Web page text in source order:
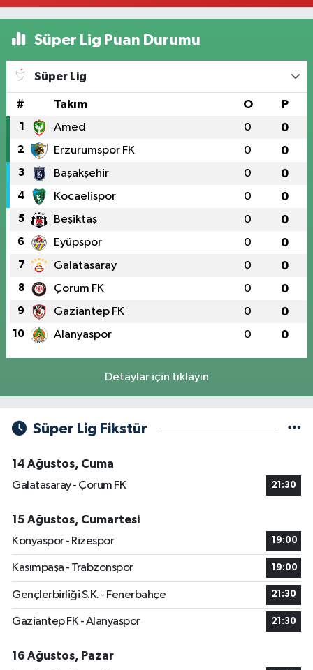
Süper Lig Puan Durumu
Süper Lig
# Takım O P
1 Amed 0 0
2 Erzurumspor FK 0 0
3 Başakşehir 0 0
4 Kocaelispor 0 0
5 Beşiktaş 0 0
6 Eyüpspor 0 0
7 Galatasaray 0 0
8 Çorum FK 0 0
9 Gaziantep FK 0 0
10 Alanyaspor 0 0
Detaylar için tıklayın
Süper Lig Fikstür
14 Ağustos, Cuma
Galatasaray - Çorum FK
21:30
15 Ağustos, Cumartesi
Konyaspor - Rizespor
19:00
Kasımpaşa - Trabzonspor 19:00
Gençlerbirliği S.K. - Fenerbahçe 21:30
Gaziantep FK - Alanyaspor 21:30
16 Ağustos, Pazar